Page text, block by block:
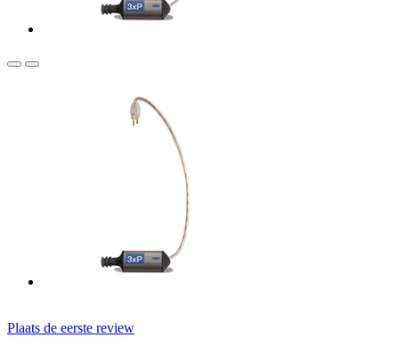
Plaats de eerste review